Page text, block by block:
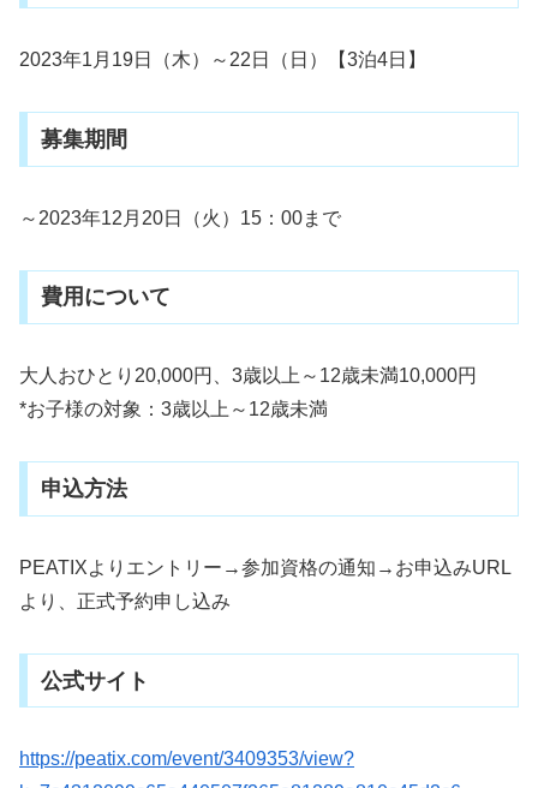
2023年1月19日（木）～22日（日）【3泊4日】
募集期間
～2023年12月20日（火）15：00まで
費用について
大人おひとり20,000円、3歳以上～12歳未満10,000円
*お子様の対象：3歳以上～12歳未満
申込方法
PEATIXよりエントリー→参加資格の通知→お申込みURL
より、正式予約申し込み
公式サイト
https://peatix.com/event/3409353/view?